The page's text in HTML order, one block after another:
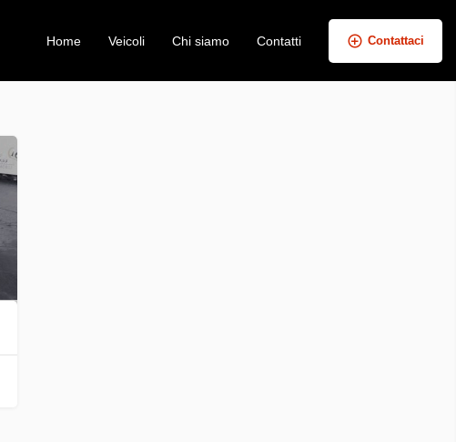
Home Veicoli Chi siamo Contatti Contattaci